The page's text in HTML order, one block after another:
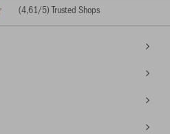
(4,61/5) Trusted Shops